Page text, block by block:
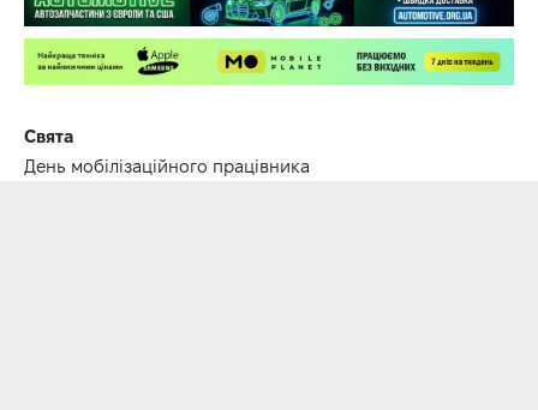
Свята
День мобілізаційного працівника